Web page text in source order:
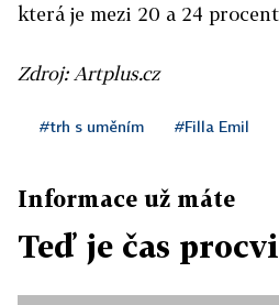
která je mezi 20 a 24
Zdroj: Artplus.cz
#trh s uměním #Filla Emil
Informace už máte
Teď je čas